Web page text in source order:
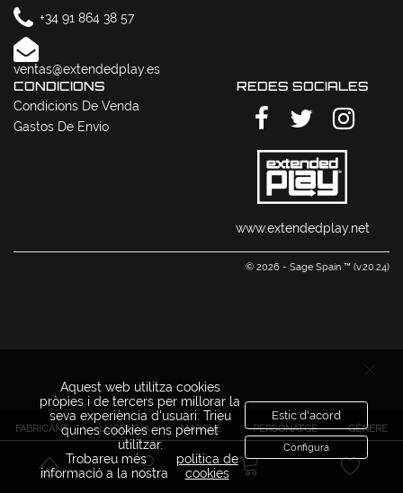
FABRICANT LLICÈNCIA MARQUE PERSONATGE GÈNERE
+34 91 864 38 57
ventas@extendedplay.es
CONDICIONS
Condicions De Venda
Gastos De Envío
REDES SOCIALES
www.extendedplay.net
© 2026 - Sage Spain ™ (v.20.24)
Aquest web utilitza cookies
pròpies i de tercers per millorar la
seva experiència d'usuari. Trieu
quines cookies ens permet
utilitzar.
Trobareu més
informació a la nostra
política de
cookies
Estic d'acord
Configura